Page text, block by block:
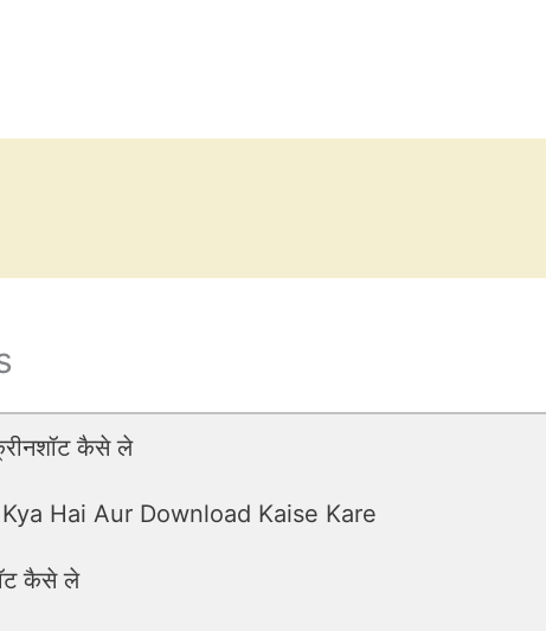
कैसे ले
Hai Aur Download Kaise Kare
कैसे ले